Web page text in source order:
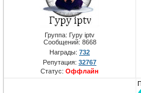
Группа: Гуру iptv
Сообщений: 8668
Награды: 732
Репутация: 32767
Статус: Оффлайн